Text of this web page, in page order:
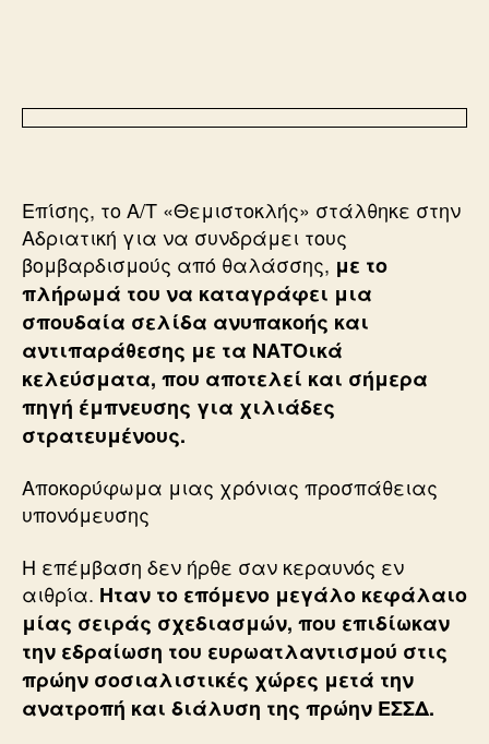
Επίσης, το Α/Τ «Θεμιστοκλής» στάλθηκε στην
Αδριατική για να συνδράμει τους
βομβαρδισμούς από θαλάσσης, με το
πλήρωμά του να καταγράφει μια
σπουδαία σελίδα ανυπακοής και
αντιπαράθεσης με τα ΝΑΤΟικά
κελεύσματα, που αποτελεί και σήμερα
πηγή έμπνευσης για χιλιάδες
στρατευμένους.
Αποκορύφωμα μιας χρόνιας προσπάθειας
υπονόμευσης
Η επέμβαση δεν ήρθε σαν κεραυνός εν
αιθρία. Ηταν το επόμενο μεγάλο κεφάλαιο
μίας σειράς σχεδιασμών, που επιδίωκαν
την εδραίωση του ευρωατλαντισμού στις
πρώην σοσιαλιστικές χώρες μετά την
ανατροπή και διάλυση της πρώην ΕΣΣΔ.